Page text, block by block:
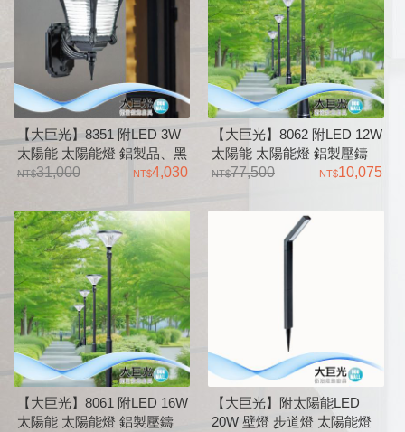
【大巨光】8351 附LED 3W
太陽能 太陽能燈 鋁製品、黑
色烤漆、橫紋玻璃燈罩
31,000 4,030
【大巨光】8062 附LED 12W
太陽能 太陽能燈 鋁製壓鑄
品、砂黑烤漆、壓克力燈罩
77,500 10,075
【大巨光】8061 附LED 16W
太陽能 太陽能燈 鋁製壓鑄
【大巨光】附太陽能LED
20W 壁燈 步道燈 太陽能燈